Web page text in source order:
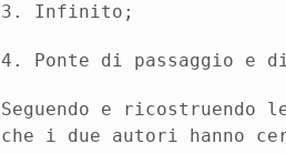
3. Infinito;
4. Ponte di passaggio e
Seguendo e
che i due autori hanno